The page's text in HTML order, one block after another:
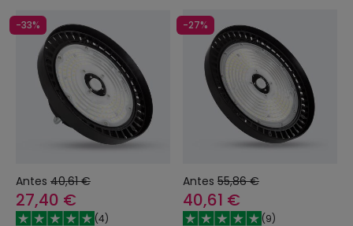
-33%
Antes 40,61 €
27,40 €
(4)
-27%
Antes 55,86 €
40,61 €
(9)